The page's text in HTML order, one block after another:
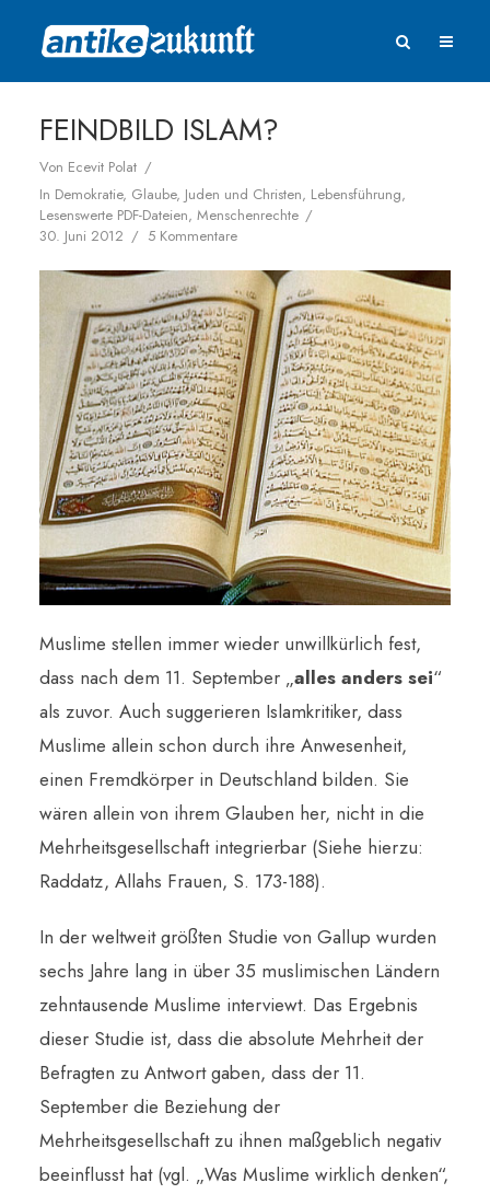
FEINDBILD ISLAM?
Von Ecevit Polat
In Demokratie, Glaube, Juden und Christen, Lebensführung,
Lesenswerte PDF-Dateien, Menschenrechte
30. Juni 2012
5 Kommentare
Muslime stellen immer wieder unwillkürlich fest,
dass nach dem 11. September „alles anders sei“
als zuvor. Auch suggerieren Islamkritiker, dass
Muslime allein schon durch ihre Anwesenheit,
einen Fremdkörper in Deutschland bilden. Sie
wären allein von ihrem Glauben her, nicht in die
Mehrheitsgesellschaft integrierbar (Siehe hierzu:
Raddatz, Allahs Frauen, S. 173-188).
In der weltweit größten Studie von Gallup wurden
sechs Jahre lang in über 35 muslimischen Ländern
zehntausende Muslime interviewt. Das Ergebnis
dieser Studie ist, dass die absolute Mehrheit der
Befragten zu Antwort gaben, dass der 11.
September die Beziehung der
Mehrheitsgesellschaft zu ihnen maßgeblich negativ
beeinflusst hat (vgl. „Was Muslime wirklich denken“,